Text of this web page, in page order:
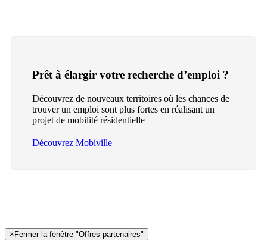
Prêt à élargir votre recherche d’emploi ?
Découvrez de nouveaux territoires où les chances de
trouver un emploi sont plus fortes en réalisant un
projet de mobilité résidentielle
Découvrez Mobiville
× Fermer la fenêtre "Offres partenaires"